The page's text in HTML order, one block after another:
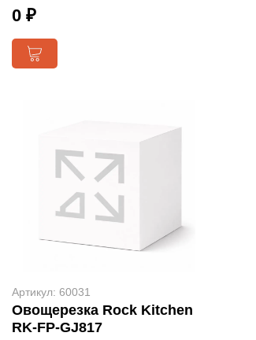
0 ₽
Артикул: 60031
Овощерезка Rock Kitchen
RK-FP-GJ817